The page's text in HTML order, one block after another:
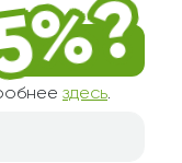
здесь.